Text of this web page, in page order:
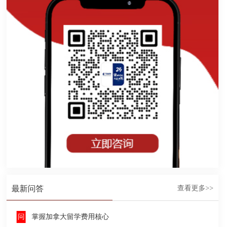
最新问答 查看更多>>
掌握加拿大留学费用核心